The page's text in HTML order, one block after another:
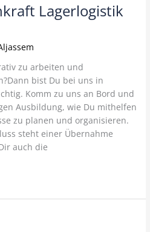
Lagerlogistik
zu arbeiten und
bist Du bei uns in
Komm zu uns an Bord und
Ausbildung, wie Du mithelfen
zu planen und organisieren.
steht einer Übernahme
auch die